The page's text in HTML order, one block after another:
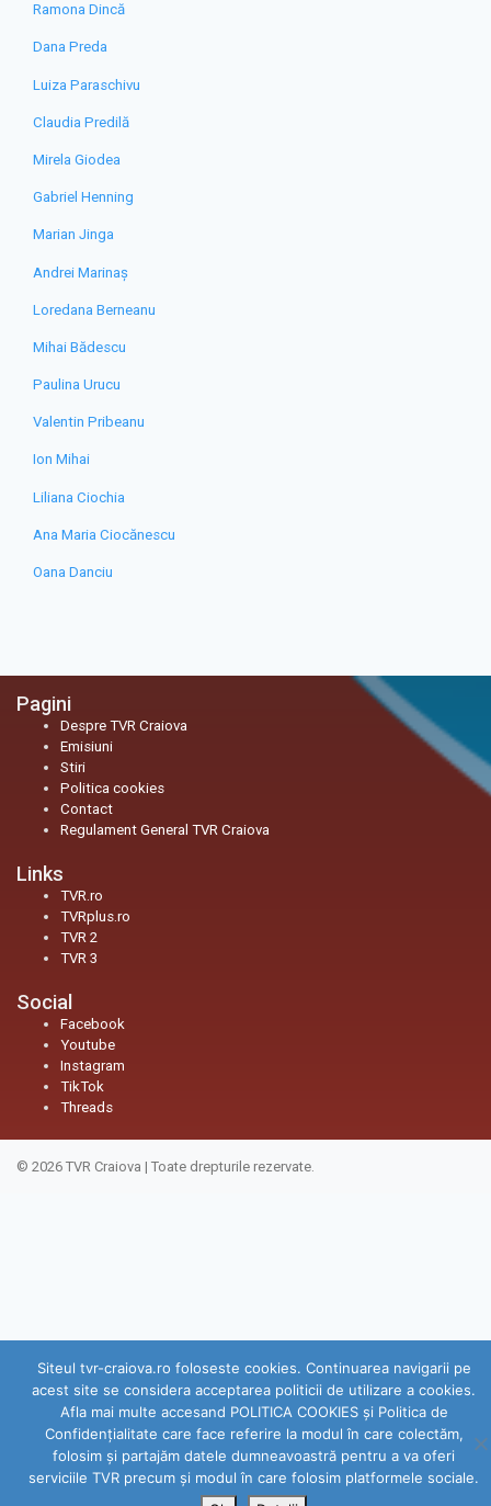
Ramona Dincă
Dana Preda
Luiza Paraschivu
Claudia Predilă
Mirela Giodea
Gabriel Henning
Marian Jinga
Andrei Marinaș
Loredana Berneanu
Mihai Bădescu
Paulina Urucu
Valentin Pribeanu
Ion Mihai
Liliana Ciochia
Ana Maria Ciocănescu
Oana Danciu
Pagini
Despre TVR Craiova
Emisiuni
Stiri
Politica cookies
Contact
Regulament General TVR Craiova
Links
TVR.ro
TVRplus.ro
TVR 2
TVR 3
Social
Facebook
Youtube
Instagram
TikTok
Threads
© 2026 TVR Craiova | Toate drepturile rezervate.
Siteul tvr-craiova.ro foloseste cookies. Continuarea navigarii pe
acest site se considera acceptarea politicii de utilizare a cookies.
Afla mai multe accesand POLITICA COOKIES și Politica de
Confidenţialitate care face referire la modul în care colectăm,
folosim şi partajăm datele dumneavoastră pentru a va oferi
serviciile TVR precum şi modul în care folosim platformele sociale.